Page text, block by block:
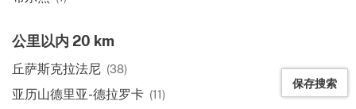
公里以内 20 km
丘萨斯克拉法尼 (38)
亚历山德里亚-德拉罗卡 (11)
保存搜索